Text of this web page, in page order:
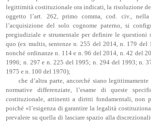
legittimità costituzionale ora indicati, la risoluzione
oggetto l’art. 262, primo comma, cod. civ.,
l’acquisizione del solo cognome paterno, si
pregiudiziale e strumentale per definire le questioni
quo (ex multis, sentenze n. 255 del 2014, n. 179 del
nonché ordinanze n. 114 e n. 96 del 2014, n. 42 del
1996; n. 297 e n. 225 del 1995; n. 294 del 1993; n.
1975 e n. 100 del 1970);
che d’altra parte, ancorché siano
normative differenziate, l’esame di queste
costituzionale, attinenti a diritti fondamentali, non
poiché «l’esigenza di garantire la legalità
prevalere su quella di lasciare spazio alla